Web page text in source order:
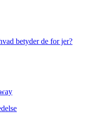
betyder de for jer?